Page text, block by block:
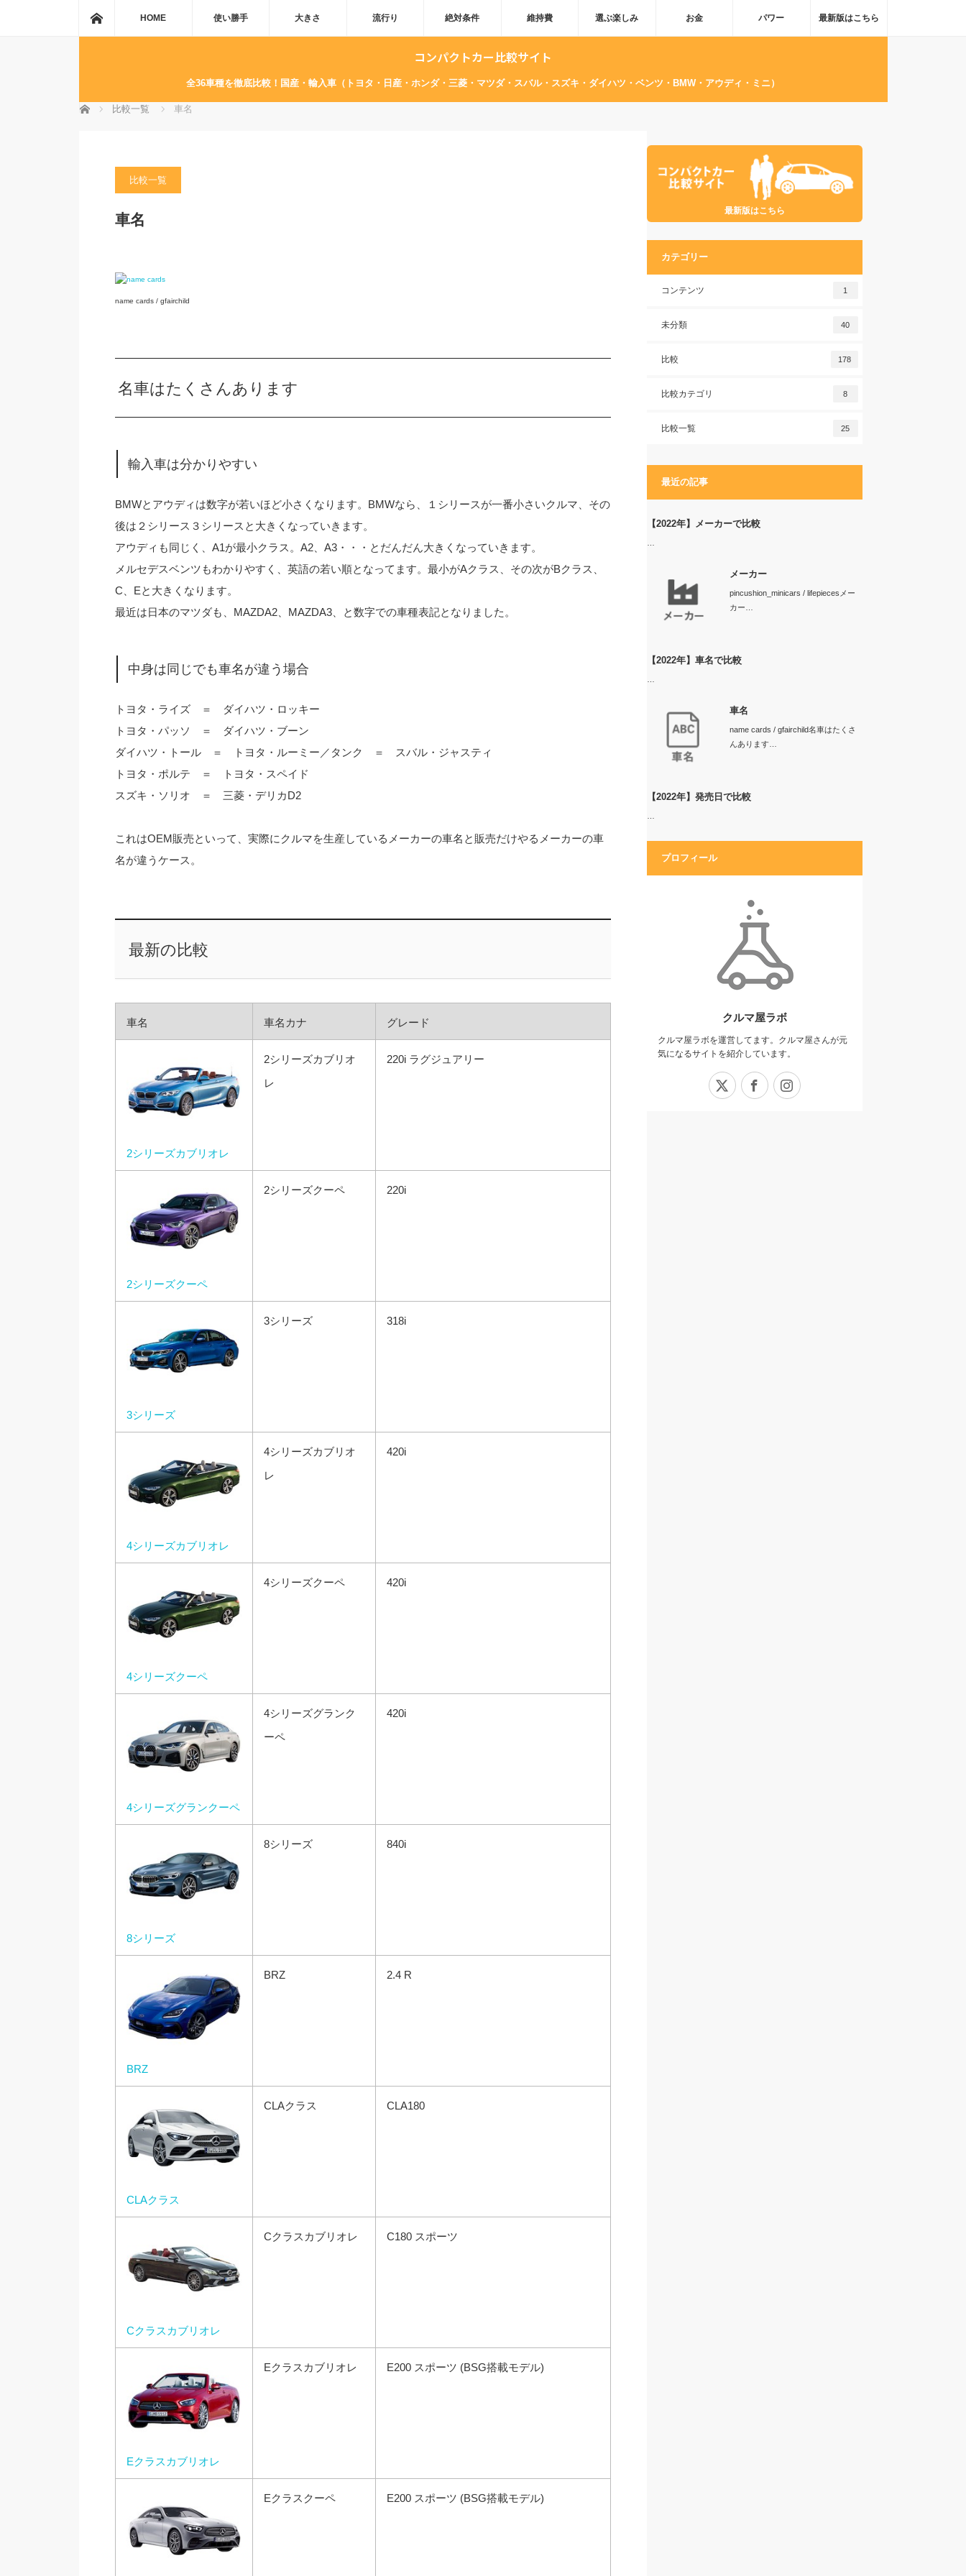
ホームHOME 使い勝手 大きさ 流行り 絶対条件 維持費 選ぶ楽しみ お金 パワー 最新版はこちら
コンパクトカー比較サイト
全36車種を徹底比較！国産・輸入車（トヨタ・日産・ホンダ・三菱・マツダ・スバル・スズキ・ダイハツ・ベンツ・BMW・アウディ・ミニ）
ホーム 比較一覧 車名
比較一覧
車名
name cards / gfairchild
名車はたくさんあります
輸入車は分かりやすい
BMWとアウディは数字が若いほど小さくなります。BMWなら、１シリースが一番小さいクルマ、その
後は２シリース３シリースと大きくなっていきます。
アウディも同じく、A1が最小クラス。A2、A3・・・とだんだん大きくなっていきます。
メルセデスベンツもわかりやすく、英語の若い順となってます。最小がAクラス、その次がBクラス、
C、Eと大きくなります。
最近は日本のマツダも、MAZDA2、MAZDA3、と数字での車種表記となりました。
中身は同じでも車名が違う場合
トヨタ・ライズ ＝ ダイハツ・ロッキー
トヨタ・パッソ ＝ ダイハツ・ブーン
ダイハツ・トール ＝ トヨタ・ルーミー／タンク ＝ スバル・ジャスティ
トヨタ・ポルテ ＝ トヨタ・スペイド
スズキ・ソリオ ＝ 三菱・デリカD2
これはOEM販売といって、実際にクルマを生産しているメーカーの車名と販売だけやるメーカーの車
名が違うケース。
最新の比較
車名 車名カナ グレード
2シリーズカブリオレ
2シリーズカブリオ
レ
220i ラグジュアリー
2シリーズクーペ
2シリーズクーペ 220i
3シリーズ
3シリーズ 318i
4シリーズカブリオレ
4シリーズカブリオ
レ
420i
4シリーズクーペ
4シリーズクーペ 420i
4シリーズグランクーペ
4シリーズグランク
ーペ
420i
8シリーズ
8シリーズ 840i
BRZ
BRZ 2.4 R
CLAクラス
CLAクラス CLA180
Cクラスカブリオレ
Cクラスカブリオレ C180 スポーツ
Eクラスカブリオレ
Eクラスカブリオレ E200 スポーツ (BSG搭載モデル)
Eクラスクーペ E200 スポーツ (BSG搭載モデル)
最新版はこちら
カテゴリー
コンテンツ 1
未分類 40
比較 178
比較カテゴリ 8
比較一覧 25
最近の記事
【2022年】メーカーで比較
メーカー
pincushion_minicars / lifepiecesメー
カー…
【2022年】車名で比較
車名
name cards / gfairchild名車はたくさ
んあります…
【2022年】発売日で比較
プロフィール
クルマ屋ラボ
クルマ屋ラボを運営してます。クルマ屋さんが元
気になるサイトを紹介しています。
Facebook